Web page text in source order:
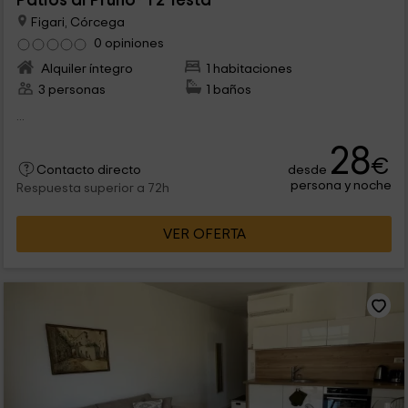
Figari, Córcega
0 opiniones
Alquiler íntegro
1 habitaciones
3 personas
1 baños
Contacto directo
Respuesta superior a 72h
desde 28€
persona y noche
VER OFERTA